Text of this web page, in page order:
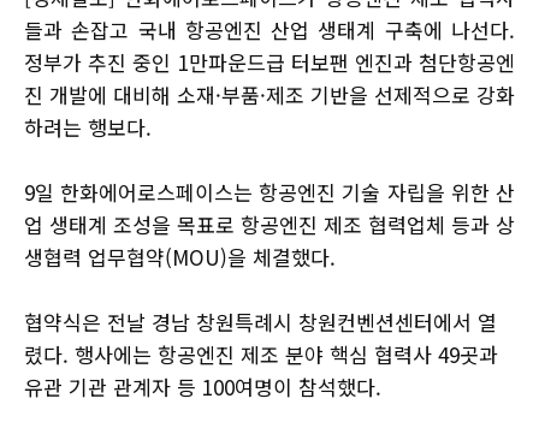
들과 손잡고 국내 항공엔진 산업 생태계 구축에 나선다.
정부가 추진 중인 1만파운드급 터보팬 엔진과 첨단항공엔
진 개발에 대비해 소재·부품·제조 기반을 선제적으로 강화
하려는 행보다.
9일 한화에어로스페이스는 항공엔진 기술 자립을 위한 산
업 생태계 조성을 목표로 항공엔진 제조 협력업체 등과 상
생협력 업무협약(MOU)을 체결했다.
협약식은 전날 경남 창원특례시 창원컨벤션센터에서 열
렸다. 행사에는 항공엔진 제조 분야 핵심 협력사 49곳과
유관 기관 관계자 등 100여명이 참석했다.